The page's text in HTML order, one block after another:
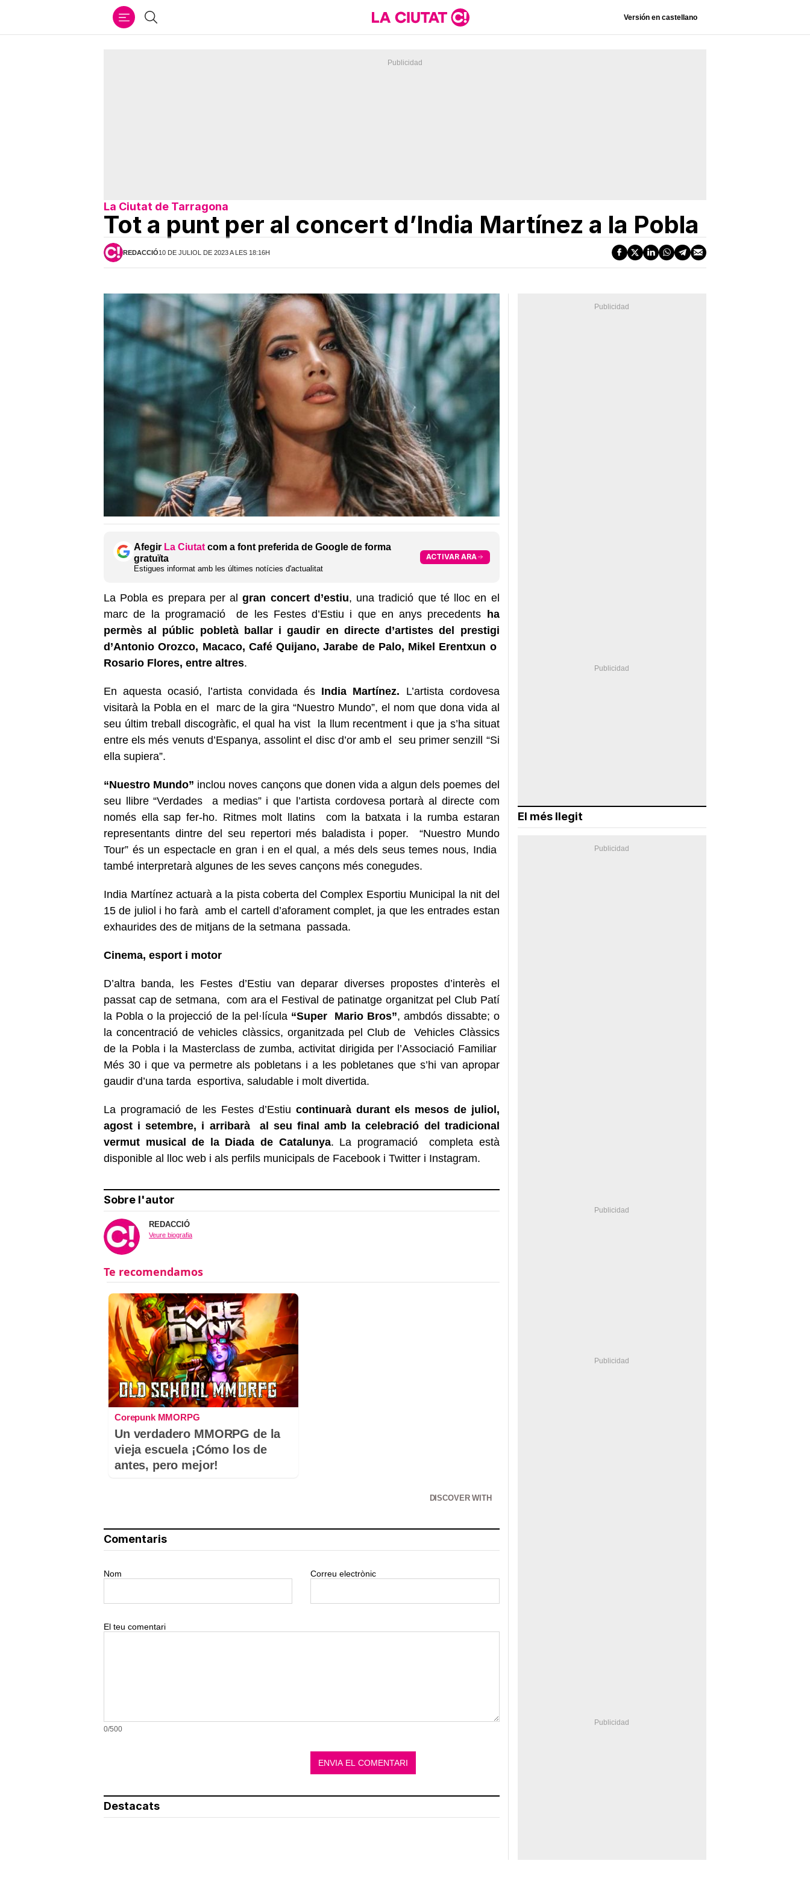
Cercar Versión en castellano
La Ciutat de Tarragona
Tot a punt per al concert d’India Martínez a la Pobla
REDACCIÓ10 DE JULIOL DE 2023 A LES 18:16H
Afegir La Ciutat com a font preferida de Google de forma
gratuïta
Estigues informat amb les últimes notícies d'actualitat
ACTIVAR ARA
La Pobla es prepara per algran concert d’estiu, una tradició que té lloc en el
marc de la programació de les Festes d’Estiu i que en anys precedents ha
permès al públic pobletà ballar i gaudir en directe d’artistes del prestigi
d’Antonio Orozco, Macaco, Café Quijano, Jarabe de Palo, Mikel Erentxun o
Rosario Flores, entre altres.
En aquesta ocasió, l’artista convidada és India Martínez. L’artista cordovesa
visitarà la Pobla en el marc de la gira “Nuestro Mundo”, el nom que dona vida al
seu últim treball discogràfic, el qual ha vist la llum recentment i que ja s’ha situat
entre els més venuts d’Espanya, assolint el disc d’or amb el seu primer senzill “Si
ella supiera”.
“Nuestro Mundo” inclou noves cançons que donen vida a algun dels poemes del
seu llibre “Verdades a medias” i que l’artista cordovesa portarà al directe com
només ella sap fer-ho. Ritmes molt llatins com la batxata i la rumba estaran
representants dintre del seu repertori més baladista i poper. “Nuestro Mundo
Tour” és un espectacle en gran i en el qual, a més dels seus temes nous, India
també interpretarà algunes de les seves cançons més conegudes.
India Martínez actuarà a la pista coberta del Complex Esportiu Municipal la nit del
15 de juliol i ho farà amb el cartell d’aforament complet, ja que les entrades estan
exhaurides des de mitjans de la setmana passada.
Cinema, esport i motor
D’altra banda, les Festes d’Estiu van deparar diverses propostes d’interès el
passat cap de setmana, com ara el Festival de patinatge organitzat pel Club Patí
la Pobla o la projecció de la pel·lícula “Super Mario Bros”, ambdós dissabte; o
la concentració de vehicles clàssics, organitzada pel Club de Vehicles Clàssics
de la Pobla i la Masterclass de zumba, activitat dirigida per l’Associació Familiar
Més 30 i que va permetre als pobletans i a les pobletanes que s’hi van apropar
gaudir d’una tarda esportiva, saludable i molt divertida.
La programació de les Festes d’Estiu continuarà durant els mesos de juliol,
agost i setembre, i arribarà al seu final amb la celebració del tradicional
vermut musical de la Diada de Catalunya. La programació completa està
disponible al lloc web i als perfils municipals de Facebook i Twitter i Instagram.
Sobre l'autor
REDACCIÓ
Veure biografia
Corepunk MMORPG
Un verdadero MMORPG de la
vieja escuela ¡Cómo los de
antes, pero mejor!
DISCOVER WITH
Comentaris
Nom Correu electrònic
El teu comentari
0/500
Destacats
El més llegit